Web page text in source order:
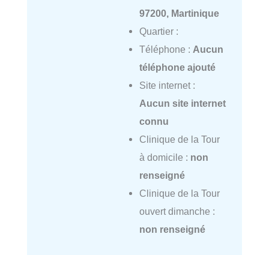
97200, Martinique
Quartier :
Téléphone : Aucun
téléphone ajouté
Site internet :
Aucun site internet
connu
Clinique de la Tour
à domicile : non
renseigné
Clinique de la Tour
ouvert dimanche :
non renseigné